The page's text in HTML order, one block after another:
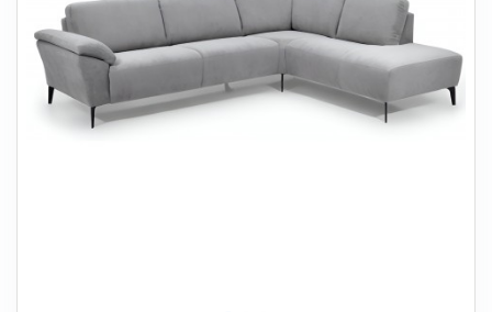
LAMPER
+
ENTREMØBLER
+
HAVEMØBLER